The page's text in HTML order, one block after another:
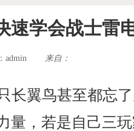
速学会战士雷
admin 来自：
长翼鸟甚至都忘
量，若是自己三